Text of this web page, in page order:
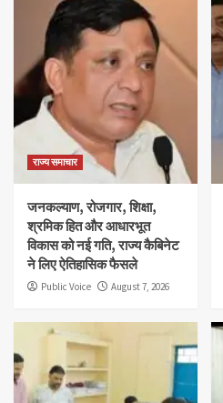
राज्य समाचार
जनकल्याण, रोजगार, शिक्षा,
श्रमिक हित और आधारभूत
विकास को नई गति, राज्य कैबिनेट
ने लिए ऐतिहासिक फैसले
Public Voice August 7, 2026